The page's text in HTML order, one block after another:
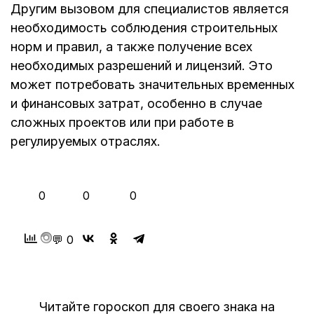
Другим вызовом для специалистов является
необходимость соблюдения строительных
норм и правил, а также получение всех
необходимых разрешений и лицензий. Это
может потребовать значительных временных
и финансовых затрат, особенно в случае
сложных проектов или при работе в
регулируемых отраслях.
0 0 0
💬 0
Читайте гороскоп для своего знака на